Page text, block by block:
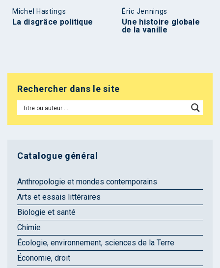
Michel Hastings
La disgrâce politique
Éric Jennings
Une histoire globale
de la vanille
Rechercher dans le site
Catalogue général
Anthropologie et mondes contemporains
Arts et essais littéraires
Biologie et santé
Chimie
Écologie, environnement, sciences de la Terre
Économie, droit